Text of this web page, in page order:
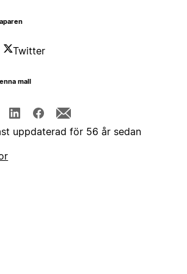
Twitter
mall
uppdaterad för 56 år sedan